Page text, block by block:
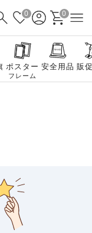
0 0
ポスター
フレーム
安全用品 販